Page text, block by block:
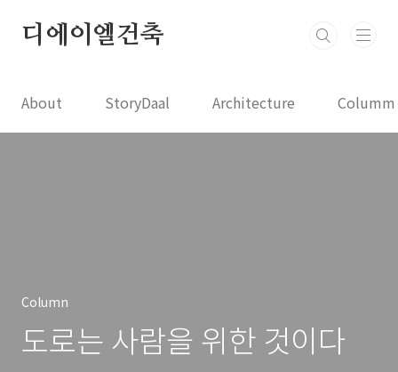
디에이엘건축
About StoryDaal Architecture Columm
Column
도로는 사람을 위한 것이다